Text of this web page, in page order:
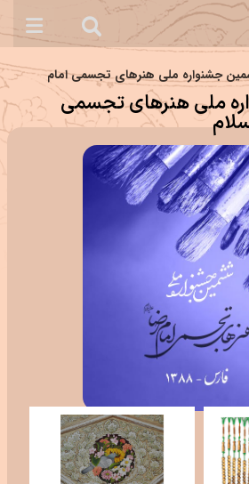
جشنواره ملی هنرهای تجسمی امام
ملی هنرهای تجسمی